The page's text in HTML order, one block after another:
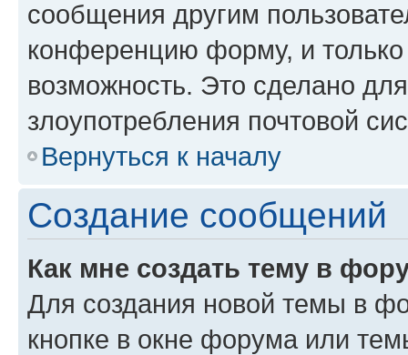
сообщения другим
конференцию форму, и
возможность. Это сделано
злоупотребления почтовой
Вернуться к началу
Создание сообщений
Как мне создать тему в
Для создания новой темы в
кнопке в окне форума или